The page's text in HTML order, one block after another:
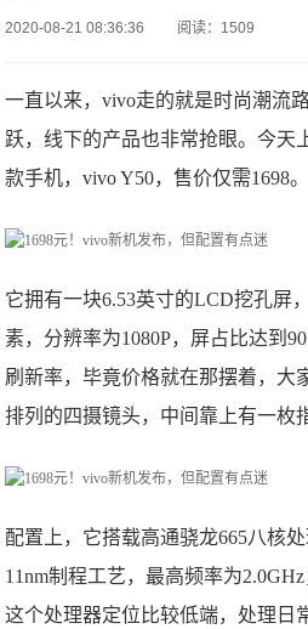
2020-08-21 08:36:36 阅读：1509
一直以来，vivo走的就是时尚潮流
跃，线下的产品也非常抢眼。今天
款手机，vivo Y50，售价仅需1698。
它拥有一块6.53英寸的LCD挖孔屏
素，分辨率为1080P，屏占比达到
刷新率，毕竟价格就在那摆着，大
排列的四摄镜头，中间靠上有一枚
配置上，它搭载高通骁龙665八核
11nm制程工艺，最高频率为
这个处理器定位比较低端，处理日